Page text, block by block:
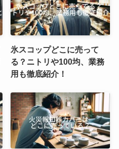
氷スコップどこに売って
る？ニトリや100均、業務
用も徹底紹介！